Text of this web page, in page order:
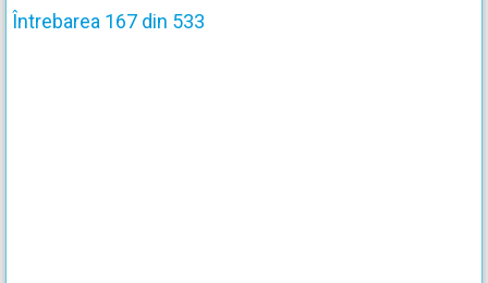
Întrebarea 167 din 533